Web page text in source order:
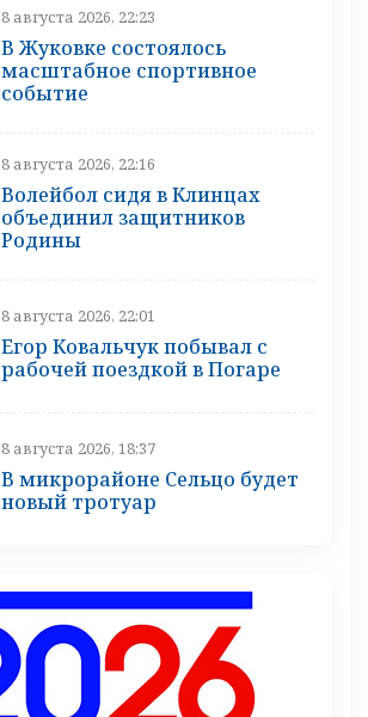
8 августа 2026, 22:23
В Жуковке состоялось
масштабное спортивное
событие
8 августа 2026, 22:16
Волейбол сидя в Клинцах
объединил защитников
Родины
8 августа 2026, 22:01
Егор Ковальчук побывал с
рабочей поездкой в Погаре
8 августа 2026, 18:37
В микрорайоне Сельцо будет
новый тротуар